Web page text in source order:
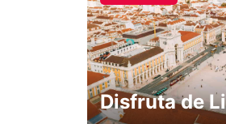
Disfruta de